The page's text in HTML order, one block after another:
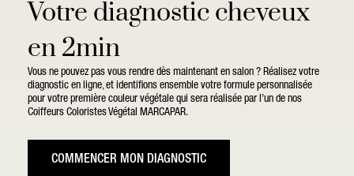
Votre diagnostic cheveux
en 2min
Vous ne pouvez pas vous rendre dès maintenant en salon ? Réalisez votre
diagnostic en ligne, et identifions ensemble votre formule personnalisée
pour votre première couleur végétale qui sera réalisée par l’un de nos
Coiffeurs Coloristes Végétal MARCAPAR.
COMMENCER MON DIAGNOSTIC